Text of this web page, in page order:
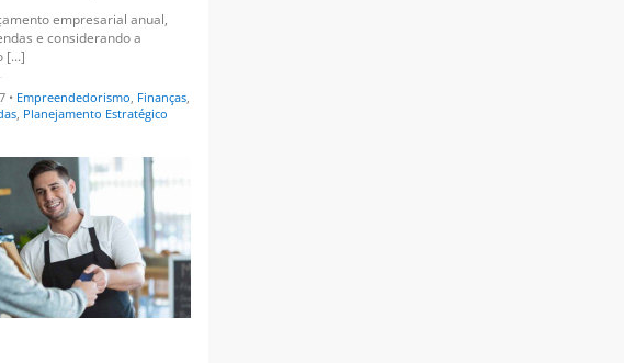
empresarial anual,
e considerando a
[...]
• Empreendedorismo, Finanças,
, Planejamento Estratégico